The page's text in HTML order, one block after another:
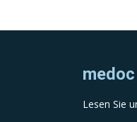
medoc
Lesen Sie